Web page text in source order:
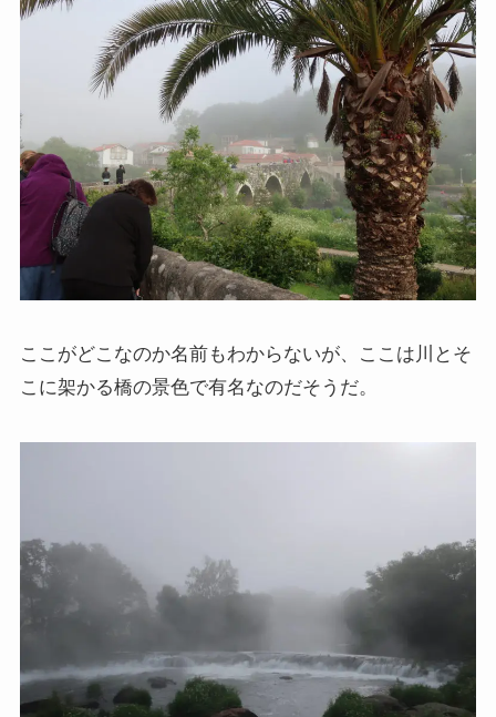
ロシアの偉大な作家プーシキン・ゴーゴリ
ロシアの巨人トルストイ
ロシアの文豪ツルゲーネフ
ロシアの大作家チェーホフの名作たち
ニーチェとドストエフスキー
フランス文学と歴史・文化
イギリス・ドイツ文学と歴史・文化
蜷川幸雄と現代演劇
ここがどこなのか名前もわからないが、ここは川とそ
こに架かる橋の景色で有名なのだそうだ。